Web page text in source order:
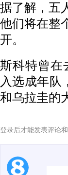
据了解，五
他们将在整
开。
斯科特曾在
入选成年队
和乌拉圭的
登录后才能发表评论